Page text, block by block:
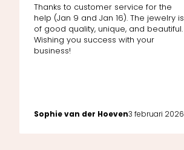
Thanks to customer service for the
help (Jan 9 and Jan 16). The jewelry is
of good quality, unique, and beautiful.
Wishing you success with your
business!
Sophie van der Hoeven3 februari 2026